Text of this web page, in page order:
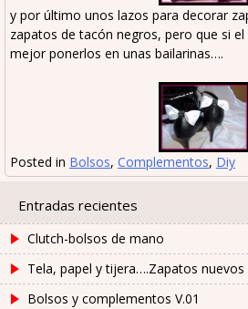
y por último unos lazos para decorar
zapatos de tacón negros, pero que si
mejor ponerlos en unas bailarinas….
Posted in Bolsos, Complementos, Diy
Entradas recientes
Clutch-bolsos de mano
Tela, papel y tijera….Zapatos nuevos
Bolsos y complementos V.01